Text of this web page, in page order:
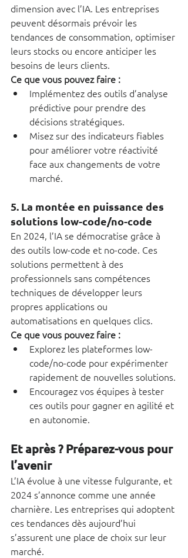
dimension avec l’IA. Les entreprises
peuvent désormais prévoir les
tendances de consommation, optimiser
leurs stocks ou encore anticiper les
besoins de leurs clients.
Ce que vous pouvez faire :
Implémentez des outils d’analyse
prédictive pour prendre des
décisions stratégiques.
Misez sur des indicateurs fiables
pour améliorer votre réactivité
face aux changements de votre
marché.
5. La montée en puissance des
solutions low-code/no-code
En 2024, l’IA se démocratise grâce à
des outils low-code et no-code. Ces
solutions permettent à des
professionnels sans compétences
techniques de développer leurs
propres applications ou
automatisations en quelques clics.
Ce que vous pouvez faire :
Explorez les plateformes low-
code/no-code pour expérimenter
rapidement de nouvelles solutions.
Encouragez vos équipes à tester
ces outils pour gagner en agilité et
en autonomie.
Et après ? Préparez-vous pour
l’avenir
L’IA évolue à une vitesse fulgurante, et
2024 s’annonce comme une année
charnière. Les entreprises qui adoptent
ces tendances dès aujourd’hui
s’assurent une place de choix sur leur
marché.